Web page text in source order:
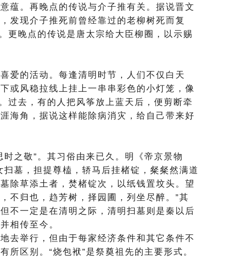
蕴。再晚点的传说与介子推有关。据说晋文
发现介子推死前曾经靠过的老柳树死而复
更晚点的传说是唐太宗给大臣柳圈，以示赐
爱的活动。每逢清明时节，人们不仅白天
或风稳拉线上挂上一串串彩色的小灯笼，像
过去，有的人把风筝放上蓝天后，便剪断牵
海角，据说这样能除病消灾，给自己带来好
之敬”。其习俗由来已久。明《帝京景物
扫墓，担提尊榼，轿马后挂楮锭，粲粲然满道
除草添土者，焚楮锭次，以纸钱置坟头。望
不归也，趋芳树，择园圃，列坐尽醉。”其
不一定是在清明之际，清明扫墓则是秦以后
相传至今。
去举行，但由于每家经济条件和其它条件不
所区别。“烧包袱”是祭奠祖先的主要形式。